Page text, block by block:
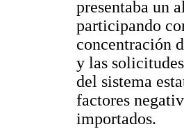
presentaba un
participando
concentración
y las
del sistema
factores
importados.